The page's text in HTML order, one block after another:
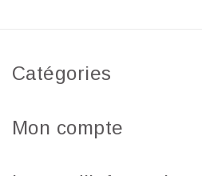
Catégories
Mon compte